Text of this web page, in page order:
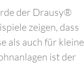
der Drausy®
zeigen, dass
als auch für kleine
ist der